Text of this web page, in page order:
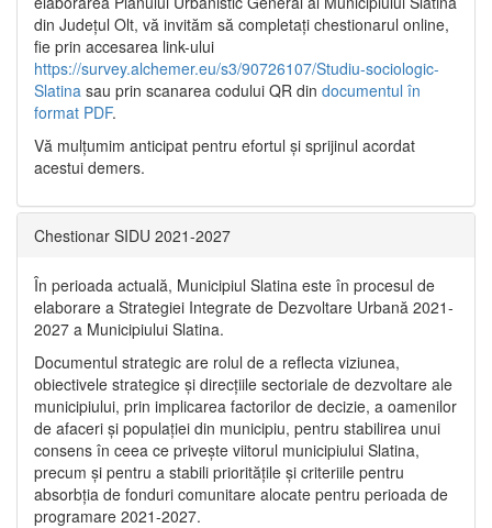
din Județul Olt, vă invităm să completați chestionarul online,
fie prin accesarea link-ului
https://survey.alchemer.eu/s3/90726107/Studiu-sociologic-
Slatina sau prin scanarea codului QR din documentul în
format PDF.
Vă mulţumim anticipat pentru efortul şi sprijinul acordat
acestui demers.
Chestionar SIDU 2021-2027
În perioada actuală, Municipiul Slatina este în procesul de
elaborare a Strategiei Integrate de Dezvoltare Urbană 2021‐
2027 a Municipiului Slatina.
Documentul strategic are rolul de a reflecta viziunea,
obiectivele strategice și direcțiile sectoriale de dezvoltare ale
municipiului, prin implicarea factorilor de decizie, a oamenilor
de afaceri și populației din municipiu, pentru stabilirea unui
consens în ceea ce privește viitorul municipiului Slatina,
precum și pentru a stabili prioritățile și criteriile pentru
absorbția de fonduri comunitare alocate pentru perioada de
programare 2021-2027.